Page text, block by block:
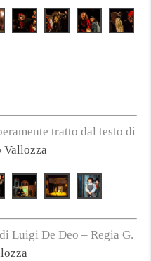
tratto dal testo di
Vallozza
Luigi De Deo – Regia G.